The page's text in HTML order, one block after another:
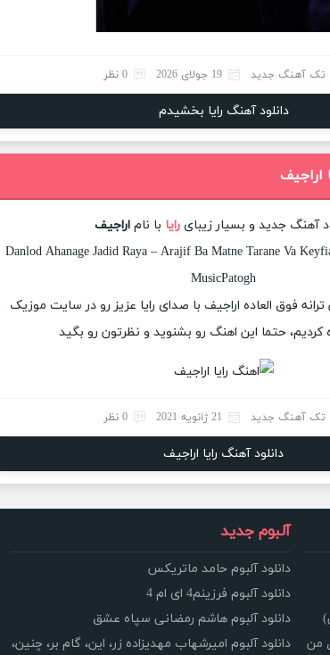
تک آهنگ جدید 19 جولای 2026 0 نظر
دانلود آهنگ رایا بخشیدم
اراجیف
آهنگ جدید و بسیار زیبای رایا با نام اراجیف
Danlod Ahanage Jadid Raya – Arajif Ba Matne Tarane Va
MusicPatogh
ترانه فوق العاده اراجیف با صدای رایا عزیز رو در سایت موزیک
کردیم، حتما این اهنگ رو بشنوید و نظرتون رو بگید
تک آهنگ جدید 21 ژانویه 2021 0 نظر
دانلود آهنگ رایا اراجیف
من
آلبوم جدید
دانلود آلبوم حامد ماتریکس
دانلود آلبوم فرزینم4 ای ام 4
دانلود آلبوم هاشم رمضانی سپاه عشق
دانلود آلبوم امیرشهاب مهدیزاده زر، این، گام بر، چنین،